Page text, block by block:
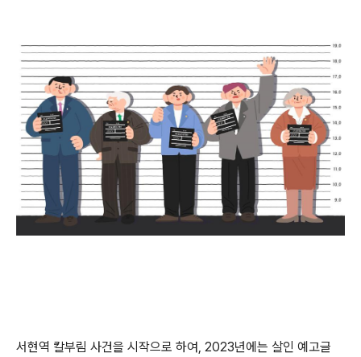
서현역 칼부림 사건을 시작으로 하여, 2023년에는 살인 예고글